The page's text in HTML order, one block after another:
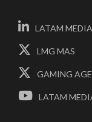
LATAM
LMG MAS
GAMING
LATAM